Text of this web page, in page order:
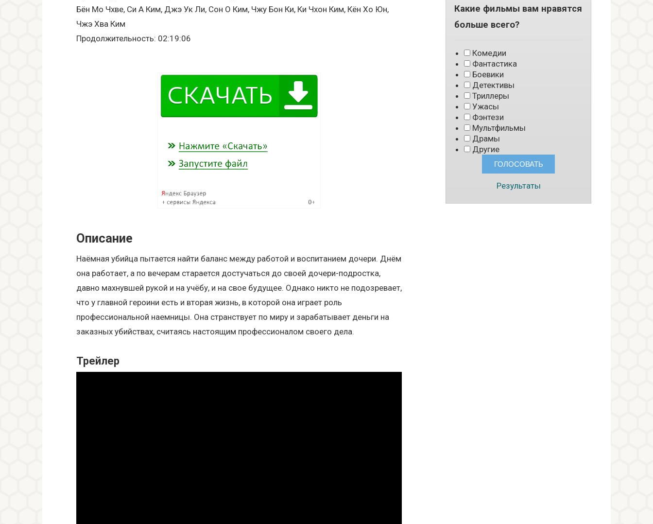
Бён Мо Чхве, Си А Ким, Джэ Ук Ли, Сон О Ким, Чжу Бон Ки, Ки Чхон Ким, Кён Хо Юн,
Чжэ Хва Ким
Продолжительность: 02:19:06
Описание
Наёмная убийца пытается найти баланс между работой и воспитанием дочери. Днём
она работает, а по вечерам старается достучаться до своей дочери-подростка,
давно махнувшей рукой и на учёбу, и на свое будущее. Однако никто не подозревает,
что у главной героини есть и вторая жизнь, в которой она играет роль
профессиональной наемницы. Она странствует по миру и зарабатывает деньги на
заказных убийствах, считаясь настоящим профессионалом своего дела.
Трейлер
Какие фильмы вам нравятся
больше всего?
Комедии
Фантастика
Боевики
Детективы
Триллеры
Ужасы
Фэнтези
Мультфильмы
Драмы
Другие
Результаты